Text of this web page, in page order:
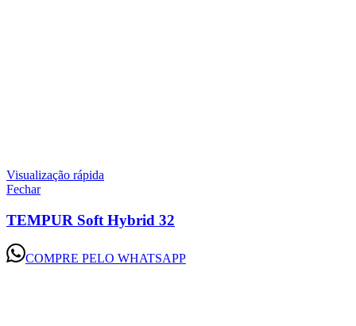
Visualização rápida
Fechar
TEMPUR Soft Hybrid 32
COMPRE PELO WHATSAPP